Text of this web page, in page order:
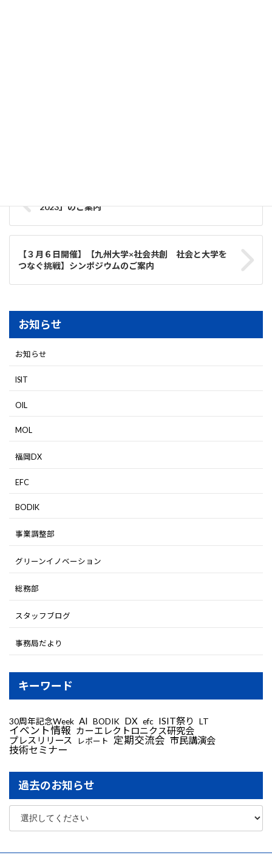
2023」のご案内
【３月６日開催】【九州大学×社会共創 社会と大学を
つなぐ挑戦】シンポジウムのご案内
お知らせ
お知らせ
ISIT
OIL
MOL
福岡DX
EFC
BODIK
事業調整部
グリーンイノベーション
総務部
スタッフブログ
事務局だより
キーワード
30周年記念Week AI BODIK DX efc ISIT祭り LT
イベント情報 カーエレクトロニクス研究会
プレスリリース
レポート 定期交流会 市民講演会
技術セミナー
過去のお知らせ